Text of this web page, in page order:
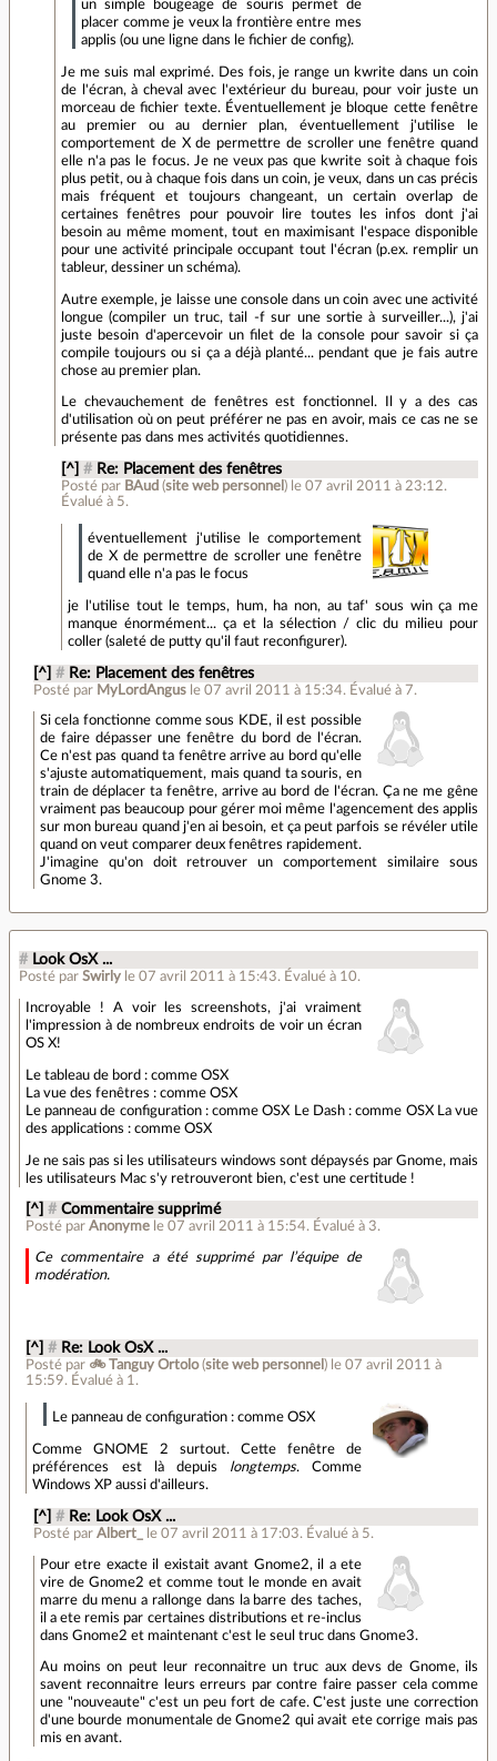
un simple bougeage de souris permet de
placer comme je veux la frontière entre mes
applis (ou une ligne dans le fichier de config).
Je me suis mal exprimé. Des fois, je range un kwrite dans un coin
de l'écran, à cheval avec l'extérieur du bureau, pour voir juste un
morceau de fichier texte. Éventuellement je bloque cette fenêtre
au premier ou au dernier plan, éventuellement j'utilise le
comportement de X de permettre de scroller une fenêtre quand
elle n'a pas le focus. Je ne veux pas que kwrite soit à chaque fois
plus petit, ou à chaque fois dans un coin, je veux, dans un cas précis
mais fréquent et toujours changeant, un certain overlap de
certaines fenêtres pour pouvoir lire toutes les infos dont j'ai
besoin au même moment, tout en maximisant l'espace disponible
pour une activité principale occupant tout l'écran (p.ex. remplir un
tableur, dessiner un schéma).
Autre exemple, je laisse une console dans un coin avec une activité
longue (compiler un truc, tail -f sur une sortie à surveiller...), j'ai
juste besoin d'apercevoir un filet de la console pour savoir si ça
compile toujours ou si ça a déjà planté... pendant que je fais autre
chose au premier plan.
Le chevauchement de fenêtres est fonctionnel. Il y a des cas
d'utilisation où on peut préférer ne pas en avoir, mais ce cas ne se
présente pas dans mes activités quotidiennes.
[^] # Re: Placement des fenêtres
Posté par BAud (site web personnel ) le 07 avril 2011 à 23:12.
Évalué à 5.
éventuellement j'utilise le comportement
de X de permettre de scroller une fenêtre
quand elle n'a pas le focus
je l'utilise tout le temps, hum, ha non, au taf' sous win ça me
manque énormément... ça et la sélection / clic du milieu pour
coller (saleté de putty qu'il faut reconfigurer).
[^] # Re: Placement des fenêtres
Posté par MyLordAngus le 07 avril 2011 à 15:34. Évalué à 7.
Si cela fonctionne comme sous KDE, il est possible
de faire dépasser une fenêtre du bord de l'écran.
Ce n'est pas quand ta fenêtre arrive au bord qu'elle
s'ajuste automatiquement, mais quand ta souris, en
train de déplacer ta fenêtre, arrive au bord de l'écran. Ça ne me gêne
vraiment pas beaucoup pour gérer moi même l'agencement des applis
sur mon bureau quand j'en ai besoin, et ça peut parfois se révéler utile
quand on veut comparer deux fenêtres rapidement.
J'imagine qu'on doit retrouver un comportement similaire sous
Gnome 3.
# Look OsX ...
Posté par Swirly le 07 avril 2011 à 15:43. Évalué à 10.
Incroyable ! A voir les screenshots, j'ai vraiment
l'impression à de nombreux endroits de voir un écran
OS X!
Le tableau de bord : comme OSX
La vue des fenêtres : comme OSX
Le panneau de configuration : comme OSX Le Dash : comme OSX La vue
des applications : comme OSX
Je ne sais pas si les utilisateurs windows sont dépaysés par Gnome, mais
les utilisateurs Mac s'y retrouveront bien, c'est une certitude !
[^] # Commentaire supprimé
Posté parAnonyme le 07 avril 2011 à 15:54. Évalué à 3.
Ce commentaire a été supprimé par l’équipe de
modération.
[^] # Re: Look OsX ...
Posté par 🚲 Tanguy Ortolo(site web personnel ) le 07 avril 2011 à
15:59. Évalué à 1.
Le panneau de configuration : comme OSX
Comme GNOME 2 surtout. Cette fenêtre de
préférences est là depuis longtemps. Comme
Windows XP aussi d'ailleurs.
[^] # Re: Look OsX ...
Posté par Albert_ le 07 avril 2011 à 17:03. Évalué à 5.
Pour etre exacte il existait avant Gnome2, il a ete
vire de Gnome2 et comme tout le monde en avait
marre du menu a rallonge dans la barre des taches,
il a ete remis par certaines distributions et re-inclus
dans Gnome2 et maintenant c'est le seul truc dans Gnome3.
Au moins on peut leur reconnaitre un truc aux devs de Gnome, ils
savent reconnaitre leurs erreurs par contre faire passer cela comme
une "nouveaute" c'est un peu fort de cafe. C'est juste une correction
d'une bourde monumentale de Gnome2 qui avait ete corrige mais pas
mis en avant.